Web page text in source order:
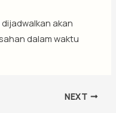
dijadwalkan akan
dalam waktu
NEXT